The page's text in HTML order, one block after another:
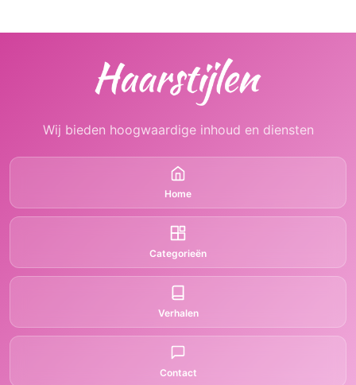
Wij bieden hoogwaardige inhoud en diensten
Home
Categorieën
Verhalen
Contact